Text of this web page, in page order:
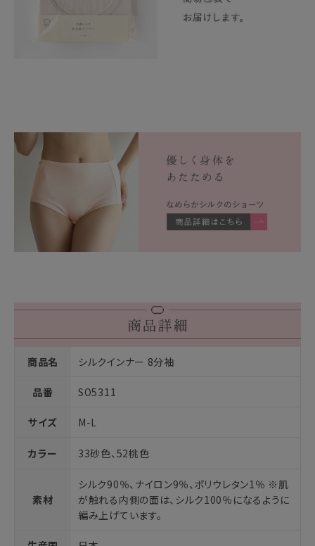
商品名 シルクインナー 8分袖
品番 SO5311
サイズ M-L
カラー 33砂色、52桃色
素材
シルク90％、ナイロン9％、ポリウレタン1％ ※肌
が触れる内側の面は、シルク100％になるように
編み上げています。